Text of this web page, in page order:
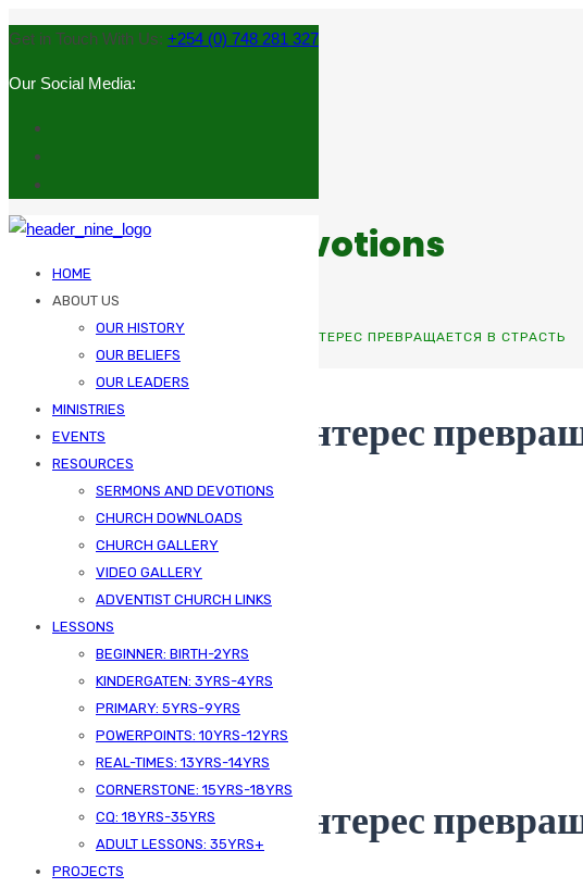
Get in Touch With Us: +254 (0) 748 281 327
Our Social Media:
HOME
ABOUT US
OUR HISTORY
OUR BELIEFS
OUR LEADERS
MINISTRIES
EVENTS
RESOURCES
SERMONS AND DEVOTIONS
CHURCH DOWNLOADS
CHURCH GALLERY
VIDEO GALLERY
ADVENTIST CHURCH LINKS
LESSONS
BEGINNER: BIRTH-2YRS
KINDERGATEN: 3YRS-4YRS
PRIMARY: 5YRS-9YRS
POWERPOINTS: 10YRS-12YRS
REAL-TIMES: 13YRS-14YRS
CORNERSTONE: 15YRS-18YRS
CQ: 18YRS-35YRS
ADULT LESSONS: 35YRS+
PROJECTS
Sermons and Devotions
UNCATEGORIZED КАКИМ ОБРАЗОМ ИНТЕРЕС ПРЕВРАЩАЕТСЯ В СТРАСТЬ
Каким образом интерес
SDA Kizingo Uncategorized
Каким образом интерес